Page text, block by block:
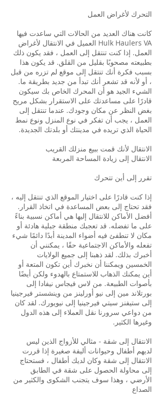
التحرك لأغراض العمل
كانت هناك العديد من الحالات التي ساعدت فيها
Hulk Haulers VA العميل في الانتقال لأغراض
العمل. إذا كنت تنتقل إلى العمل ، فقد يكون ذلك
بطبيعته مصحوبًا بقليل من القلق. قد يكون هذا
بسبب فكرة أنك تنتقل إلى موقع لم تزره من قبل
، أو لأنه قد تشعر أنك تبدأ من جديد بطريقة ما.
الشيء الجيد هو أن المحرك الخاص بك سيكون
قادرًا على مساعدتك على الاستقرار بشكل مريح
بغض النظر عن مكان وجودك. عندما تنتقل إلى
العمل ، يجب أن تفكر في نوع المنزل ونوع نمط
الحياة الذي تريده في مدينتك أو بلدتك الجديدة.
الانتقال لأنك قمت ببيع منزلك القريب
الانتقال إلى زيادة المساحة المربعة
تقرر إلى أين تتحرك
إذا كنت قادرًا على اختيار الموقع الذي تنتقل إليه ،
فقد تحتاج إلى بعض المساعدة في اتخاذ القرار.
أفضل الأماكن للانتقال إليها هي أماكن نسبية بناءً
على ما تفضله. قد تعجبك منطقة جبلية هادئة أو
مكان لا تنطفئ فيه أضواء المدينة أبدًا دائمًا شيء
تفعله والأماكن الاجتماعية حقًا ، يمكنني أن
أخبرك بذلك. لقد ذهبنا إلى جميع الولايات
الخمسين ويمكننا أن نخبرك أين تكون المتعة أو
أين يمكنك الذهاب للاستمتاع بالهدوء ولكن أيضًا
بأصوات الطبيعة. من لاس فيجاس نيفادا إلى
بورتلاند مين إلى نيو أورلينز من وينشستر فيرجينيا
إلى ستيفنز سيتي فيرجينيا إلى نيويورك. لقد كان
من دواعي سرورنا نقل العملاء إلى هذه الدول
وغيرها الكثير.
الانتقال إلى شقة - مثالي للأزواج الذين ليس
لديهم أطفال وحيوانات أليفة صغيرة إذا قررت
الانتقال إلى شقة وكان لديك أطفال ، فستحتاج
إلى محاولة الحصول على شقة في الطابق
الأرضي ، وهذا سوف يتجنب الشكوى والكثير من
الصداع